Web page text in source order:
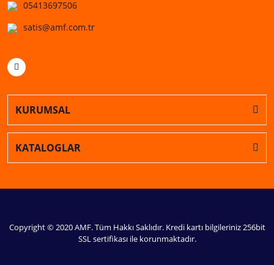
05413697506
satis@amf.com.tr
KURUMSAL
KATALOGLAR
Copyright © 2020 AMF. Tüm Hakkı Saklıdır. Kredi kartı bilgileriniz 256bit
SSL sertifikası ile korunmaktadır.